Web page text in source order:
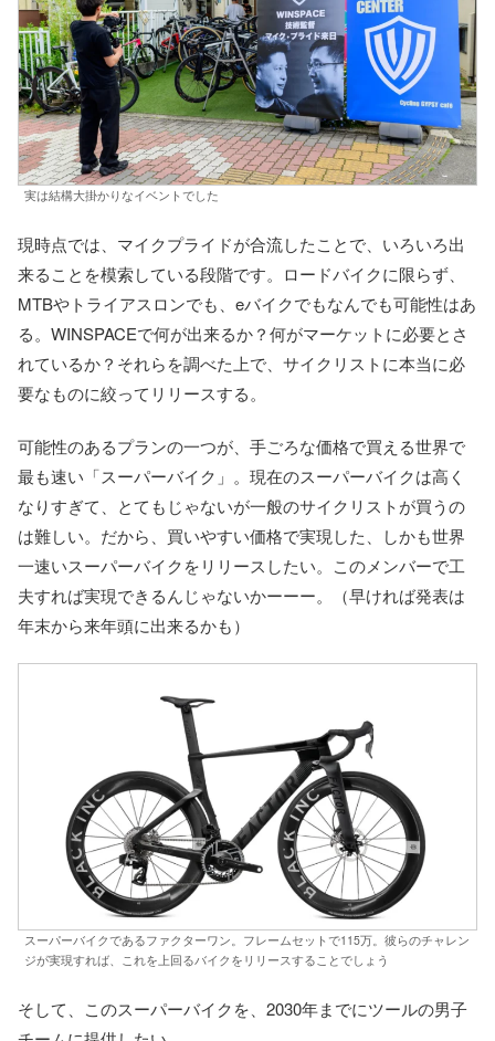
実は結構大掛かりなイベントでした
現時点では、マイクプライドが合流したことで、いろいろ出
来ることを模索している段階です。ロードバイクに限らず、
MTBやトライアスロンでも、eバイクでもなんでも可能性はあ
る。WINSPACEで何が出来るか？何がマーケットに必要とさ
れているか？それらを調べた上で、サイクリストに本当に必
要なものに絞ってリリースする。
可能性のあるプランの一つが、手ごろな価格で買える世界で
最も速い「スーパーバイク」。現在のスーパーバイクは高く
なりすぎて、とてもじゃないが一般のサイクリストが買うの
は難しい。だから、買いやすい価格で実現した、しかも世界
一速いスーパーバイクをリリースしたい。このメンバーで工
夫すれば実現できるんじゃないかーーー。（早ければ発表は
年末から来年頭に出来るかも）
スーパーバイクであるファクターワン。フレームセットで115万。彼らのチャレン
ジが実現すれば、これを上回るバイクをリリースすることでしょう
そして、このスーパーバイクを、2030年までにツールの男子